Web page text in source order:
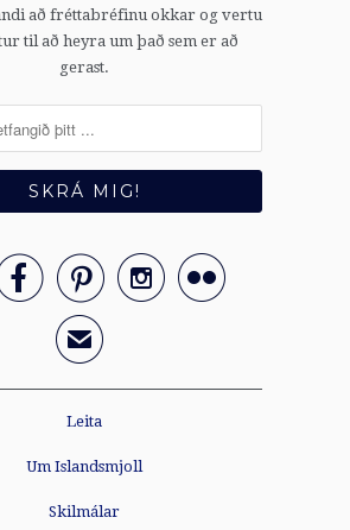
að fréttabréfinu okkar og vertu
til að heyra um það sem er að
gerast.
  
✉
Leita
Um Islandsmjoll
Skilmálar